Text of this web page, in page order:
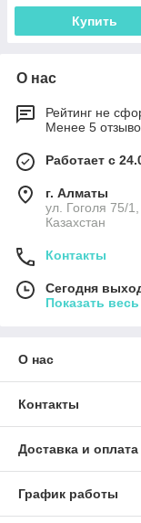
Купить
О нас
Рейтинг не
Менее 5
Работает с
г. Алматы
ул. Гоголя 75/
Казахстан
Контакты
Сегодня
Показать
О нас
Контакты
Доставка и оплата
График работы